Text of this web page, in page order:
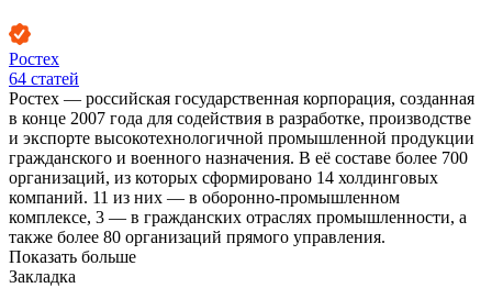
Ростех
64 статей
Ростех — российская государственная корпорация, созданная
в конце 2007 года для содействия в разработке, производстве
и экспорте высокотехнологичной промышленной продукции
гражданского и военного назначения. В её составе более 700
организаций, из которых сформировано 14 холдинговых
компаний. 11 из них — в оборонно-промышленном
комплексе, 3 — в гражданских отраслях промышленности, а
также более 80 организаций прямого управления.
Показать больше
Закладка